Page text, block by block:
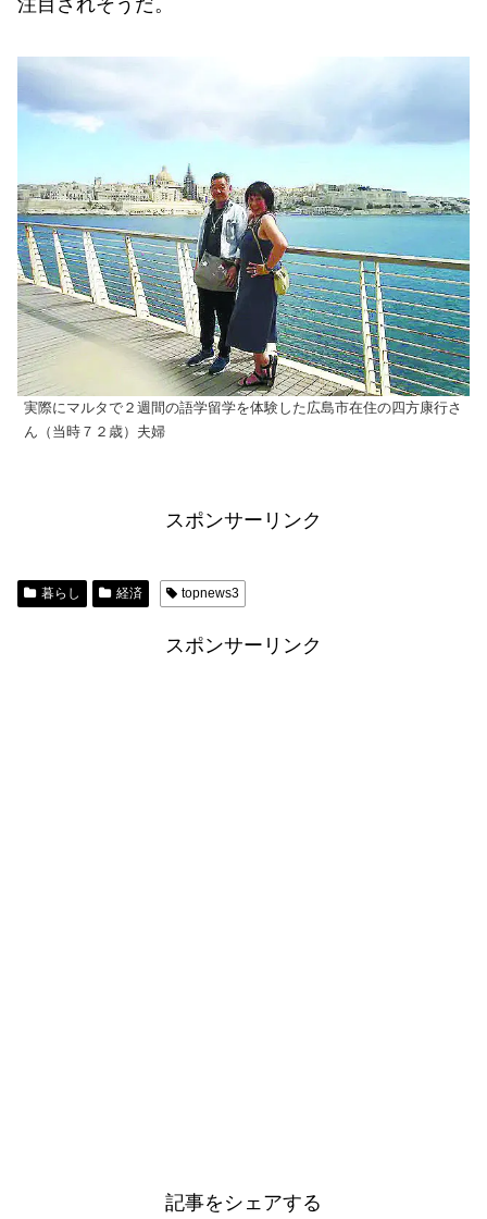
実際にマルタで２週間の語学留学を体験した広島市在住の四方康行さ
ん（当時７２歳）夫婦
スポンサーリンク
暮らし 経済 topnews3
スポンサーリンク
記事をシェアする